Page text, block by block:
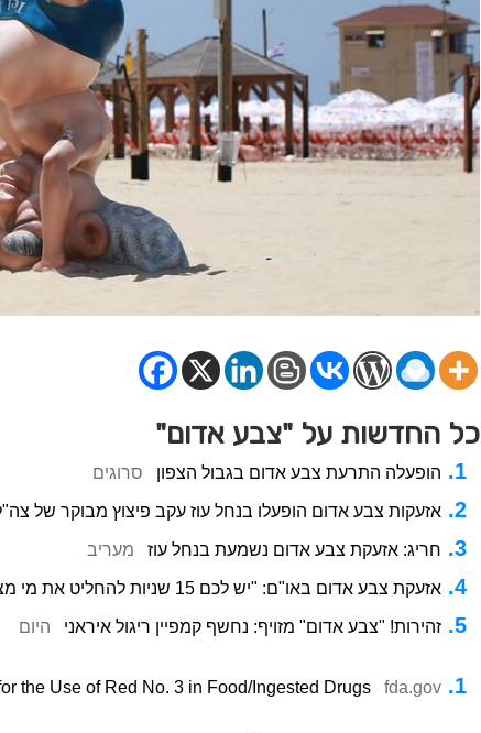
כל החדשות על "צבע אדום"
הופעלה התרעת צבע אדום בגבול הצפון סרוגים
אזעקות צבע אדום הופעלו בנחל עוז עקב פיצוץ מבוקר של
חריג: אזעקת צבע אדום נשמעת בנחל עוז מעריב
אזעקת צבע אדום באו"ם: "יש לכם 15 שניות להחליט את מי מצילים קודם"
זהירות! "צבע אדום" מזויף: נחשף קמפיין ריגול איראני היום
the Use of Red No. 3 in Food/Ingested Drugs fda.gov